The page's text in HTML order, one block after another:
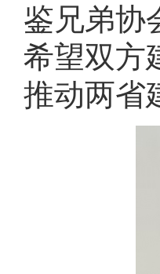
鉴兄弟协
希望双方
推动两省